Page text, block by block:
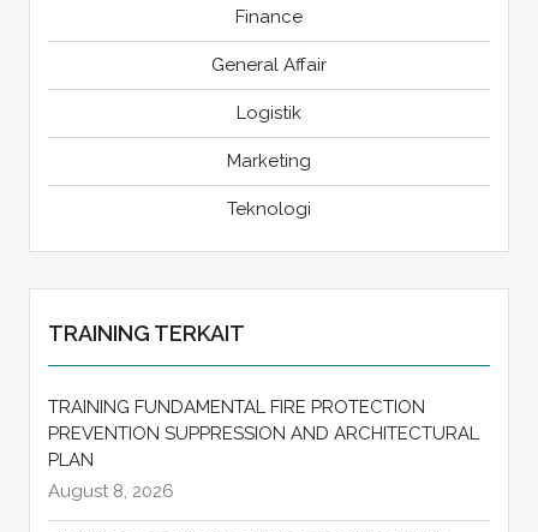
Finance
General Affair
Logistik
Marketing
Teknologi
TRAINING TERKAIT
TRAINING FUNDAMENTAL FIRE PROTECTION
PREVENTION SUPPRESSION AND ARCHITECTURAL
PLAN
August 8, 2026